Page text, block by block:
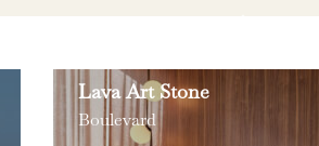
Lava Art Stone
Boulevard